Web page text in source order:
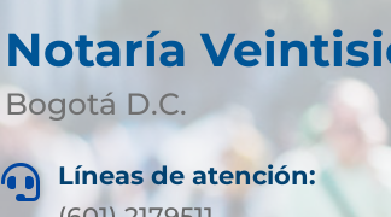
Notaría
Bogotá D.C.

Líneas de atención: